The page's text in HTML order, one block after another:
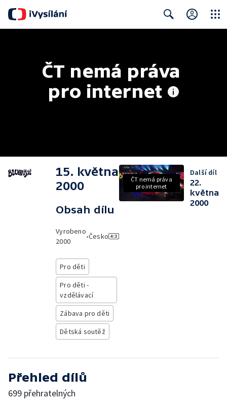
ČT nemá práva
pro internet
15. května
2000
Obsah dílu
Vyrobeno
2000
•Česko
Pro děti
Pro děti -
vzdělávací
Zábava pro děti
Dětská soutěž
ČT nemá práva
pro internet
Další díl
22.
května
2000
Přehled dílů
699 přehratelných